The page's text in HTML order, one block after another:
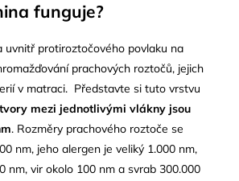
funguje?
uvnitř protiroztočového povlaku na
prachových roztočů, jejich
v matraci. Představte si tuto vrstvu
mezi jednotlivými vlákny jsou
. Rozměry prachového roztoče se
nm, jeho alergen je veliký 1.000 nm,
nm, vir okolo 100 nm a svrab 300.000